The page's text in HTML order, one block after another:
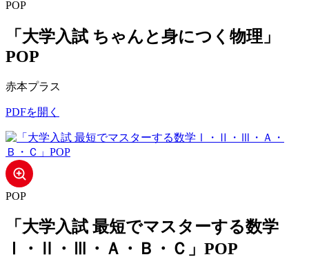
POP
「大学入試 ちゃんと身につく物理」
POP
赤本プラス
PDFを開く
POP
「大学入試 最短でマスターする数学
Ⅰ・Ⅱ・Ⅲ・Ａ・Ｂ・Ｃ」POP